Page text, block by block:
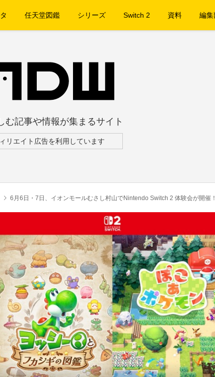
任天堂図鑑 シリーズ Switch 2 資料 編集
む記事や情報が集まるサイト
リエイト広告を利用しています
6月6日・7日、イオンモールむさし村山でNintendo Switch 2 体験会が開催！